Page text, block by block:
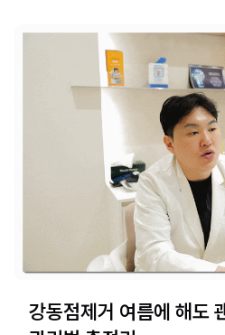
강동점제거 여름에 해도